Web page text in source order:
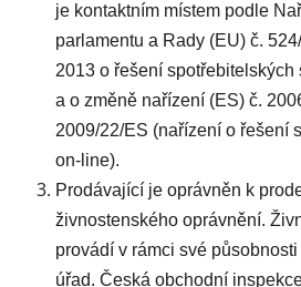
je kontaktním místem podle
parlamentu a Rady (EU) č.
2013 o řešení spotřebitelských
a o změně nařízení (ES) č.
2009/22/ES (nařízení o řešení
on-line).
Prodávající je oprávněn k
živnostenského oprávnění.
provádí v rámci své
úřad. Česká obchodní